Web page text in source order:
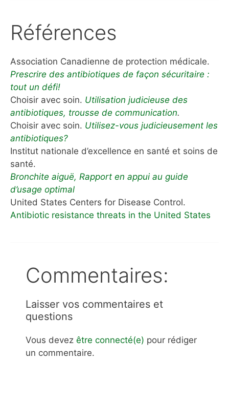
Références
Association Canadienne de protection médicale.
Prescrire des antibiotiques de façon sécuritaire :
tout un défi!
Choisir avec soin. Utilisation judicieuse des
antibiotiques, trousse de communication.
Choisir avec soin. Utilisez-vous judicieusement les
antibiotiques?
Institut nationale d’excellence en santé et soins de
santé.
Bronchite aiguë, Rapport en appui au guide
d’usage optimal
United States Centers for Disease Control.
Antibiotic resistance threats in the United States
Commentaires:
Laisser vos commentaires et
questions
Vous devez être connecté(e) pour rédiger
un commentaire.